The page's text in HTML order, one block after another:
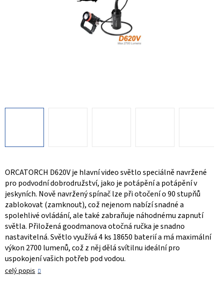
ORCATORCH D620V je hlavní video světlo speciálně navržené
pro podvodní dobrodružství, jako je potápění a potápění v
jeskyních. Nově navržený spínač lze při otočení o 90 stupňů
zablokovat (zamknout), což nejenom nabízí snadné a
spolehlivé ovládání, ale také zabraňuje náhodnému zapnutí
světla. Přiložená goodmanova otočná ručka je snadno
nastavitelná. Světlo využívá 4 ks 18650 baterií a má maximální
výkon 2700 lumenů, což z něj dělá svítilnu ideální pro
uspokojení vašich potřeb pod vodou.
celý popis